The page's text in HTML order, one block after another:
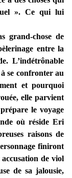
». Ce qui lui
grand-chose de
entre la
L’indétrônable
se confronter au
et pourquoi
elle parvient
le voyage
où réside Eri
raisons de
finiront
de viol
de sa jalousie,